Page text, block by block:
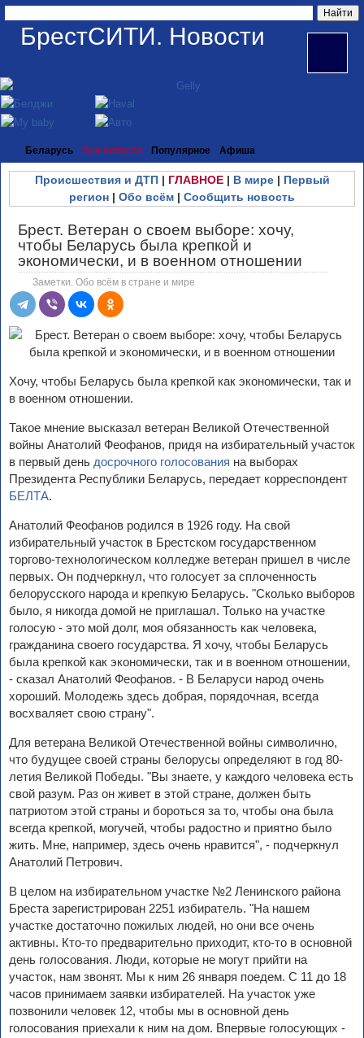
БрестСИТИ. Новости
Беларусь Все новости Популярное Афиша
Происшествия и ДТП| ГЛАВНОЕ| В мире| Первый
регион | Обо всём | Сообщить новость
Брест. Ветеран о своем выборе: хочу,
чтобы Беларусь была крепкой и
экономически, и в военном отношении
Заметки. Обо всём в стране и мире
Хочу, чтобы Беларусь была крепкой как экономически, так и
в военном отношении.
Такое мнение высказал ветеран Великой Отечественной
войны Анатолий Феофанов, придя на избирательный участок
в первый день досрочного голосования на выборах
Президента Республики Беларусь, передает корреспондент
БЕЛТА.
Анатолий Феофанов родился в 1926 году. На свой
избирательный участок в Брестском государственном
торгово-технологическом колледже ветеран пришел в числе
первых. Он подчеркнул, что голосует за сплоченность
белорусского народа и крепкую Беларусь. "Сколько выборов
было, я никогда домой не приглашал. Только на участке
голосую - это мой долг, моя обязанность как человека,
гражданина своего государства. Я хочу, чтобы Беларусь
была крепкой как экономически, так и в военном отношении,
- сказал Анатолий Феофанов. - В Беларуси народ очень
хороший. Молодежь здесь добрая, порядочная, всегда
восхваляет свою страну".
Для ветерана Великой Отечественной войны символично,
что будущее своей страны белорусы определяют в год 80-
летия Великой Победы. "Вы знаете, у каждого человека есть
свой разум. Раз он живет в этой стране, должен быть
патриотом этой страны и бороться за то, чтобы она была
всегда крепкой, могучей, чтобы радостно и приятно было
жить. Мне, например, здесь очень нравится", - подчеркнул
Анатолий Петрович.
В целом на избирательном участке №2 Ленинского района
Бреста зарегистрирован 2251 избиратель. "На нашем
участке достаточно пожилых людей, но они все очень
активны. Кто-то предварительно приходит, кто-то в основной
день голосования. Люди, которые не могут прийти на
участок, нам звонят. Мы к ним 26 января поедем. С 11 до 18
часов принимаем заявки избирателей. На участок уже
позвонили человек 12, чтобы мы в основной день
голосования приехали к ним на дом. Впервые голосующих -